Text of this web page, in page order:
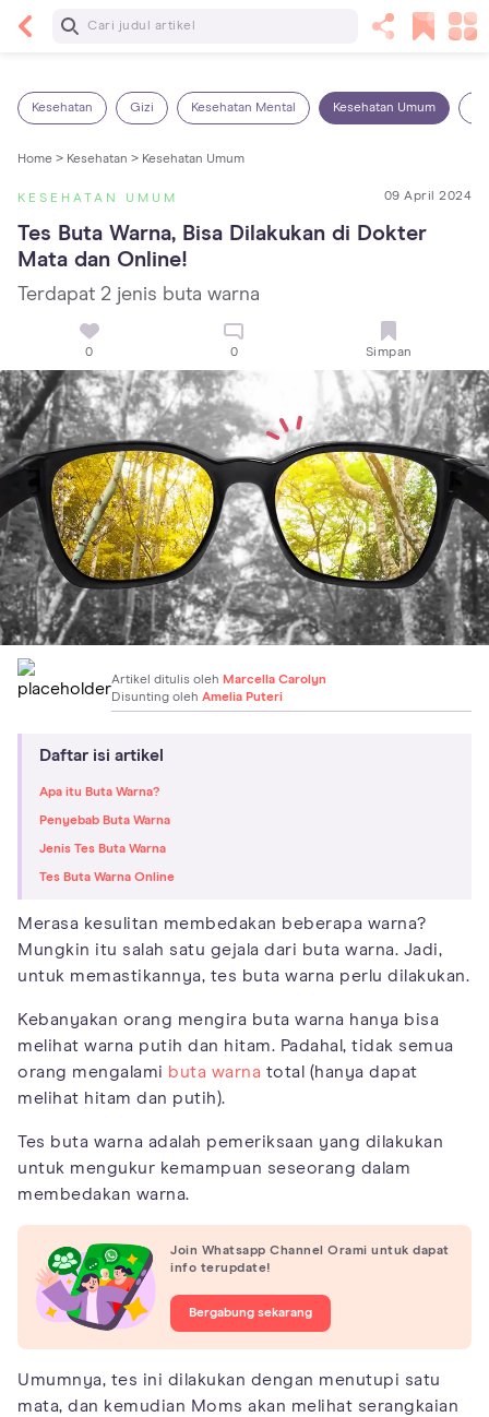
Baca Selanjutnya
Kesehatan Gizi Kesehatan Mental Kesehatan Umum
Home > Kesehatan > Kesehatan Umum
KESEHATAN UMUM 09 April 2024
Tes Buta Warna, Bisa Dilakukan di Dokter
Mata dan Online!
Terdapat 2 jenis buta warna
0 0 Simpan
Artikel ditulis oleh Marcella Carolyn
Disunting oleh Amelia Puteri
Daftar isi artikel
Apa itu Buta Warna?
Penyebab Buta Warna
Jenis Tes Buta Warna
Tes Buta Warna Online
Merasa kesulitan membedakan beberapa warna?
Mungkin itu salah satu gejala dari buta warna. Jadi,
untuk memastikannya, tes buta warna perlu dilakukan.
Kebanyakan orang mengira buta warna hanya bisa
melihat warna putih dan hitam. Padahal, tidak semua
orang mengalami buta warna total (hanya dapat
melihat hitam dan putih).
Tes buta warna adalah pemeriksaan yang dilakukan
untuk mengukur kemampuan seseorang dalam
membedakan warna.
Join Whatsapp Channel Orami untuk dapat
info terupdate!
Bergabung sekarang
Umumnya, tes ini dilakukan dengan menutupi satu
mata, dan kemudian Moms akan melihat serangkaian